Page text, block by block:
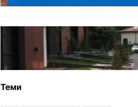
употреба
БЪЛГАРИЯ
12 съдебни дела
заповедите за
сгради в местността
Алино“
Теми